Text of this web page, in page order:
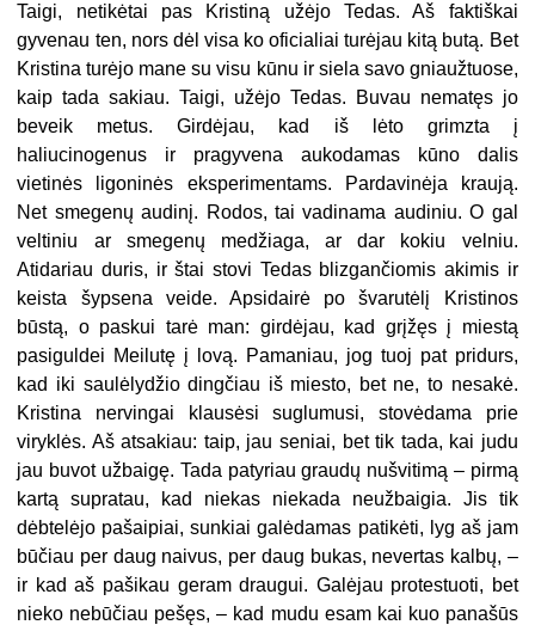
Taigi, netikėtai pas Kristiną užėjo Tedas. Aš faktiškai
gyvenau ten, nors dėl visa ko oficialiai turėjau kitą butą. Bet
Kristina turėjo mane su visu kūnu ir siela savo gniaužtuose,
kaip tada sakiau. Taigi, užėjo Tedas. Buvau nematęs jo
beveik metus. Girdėjau, kad iš lėto grimzta į
haliucinogenus ir pragyvena aukodamas kūno dalis
vietinės ligoninės eksperimentams. Pardavinėja kraują.
Net smegenų audinį. Rodos, tai vadinama audiniu. O gal
veltiniu ar smegenų medžiaga, ar dar kokiu velniu.
Atidariau duris, ir štai stovi Tedas blizgančiomis akimis ir
keista šypsena veide. Apsidairė po švarutėlį Kristinos
būstą, o paskui tarė man: girdėjau, kad grįžęs į miestą
pasiguldei Meilutę į lovą. Pamaniau, jog tuoj pat pridurs,
kad iki saulėlydžio dingčiau iš miesto, bet ne, to nesakė.
Kristina nervingai klausėsi suglumusi, stovėdama prie
viryklės. Aš atsakiau: taip, jau seniai, bet tik tada, kai judu
jau buvot užbaigę. Tada patyriau graudų nušvitimą – pirmą
kartą supratau, kad niekas niekada neužbaigia. Jis tik
dėbtelėjo pašaipiai, sunkiai galėdamas patikėti, lyg aš jam
būčiau per daug naivus, per daug bukas, nevertas kalbų, –
ir kad aš pašikau geram draugui. Galėjau protestuoti, bet
nieko nebūčiau pešęs, – kad mudu esam kai kuo panašūs